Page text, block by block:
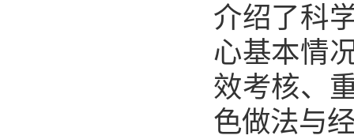
介绍了科
心基本情
效考核、
色做法与